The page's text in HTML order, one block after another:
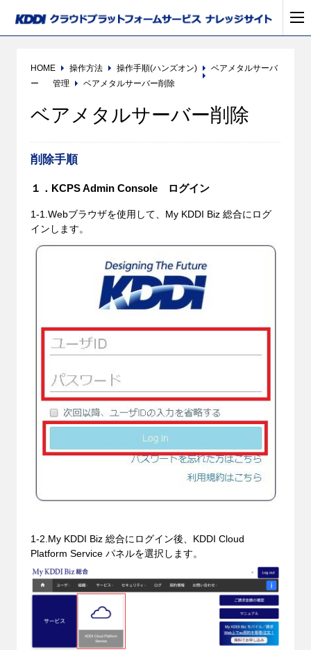
HOME 操作方法 操作手順(ハンズオン)
ベアメタルサーバ
ー
管理 ベアメタルサーバー削除
ベアメタルサーバー削除
削除手順
１．KCPS Admin Console ログイン
1-1.Webブラウザを使用して、My KDDI Biz 総合にログ
インします。
1-2.My KDDI Biz 総合にログイン後、KDDI Cloud
Platform Service パネルを選択します。